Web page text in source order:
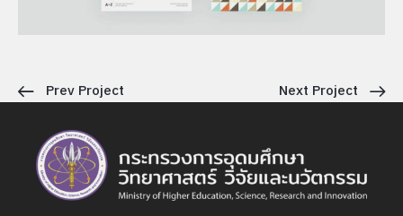
Prev Project Next Project